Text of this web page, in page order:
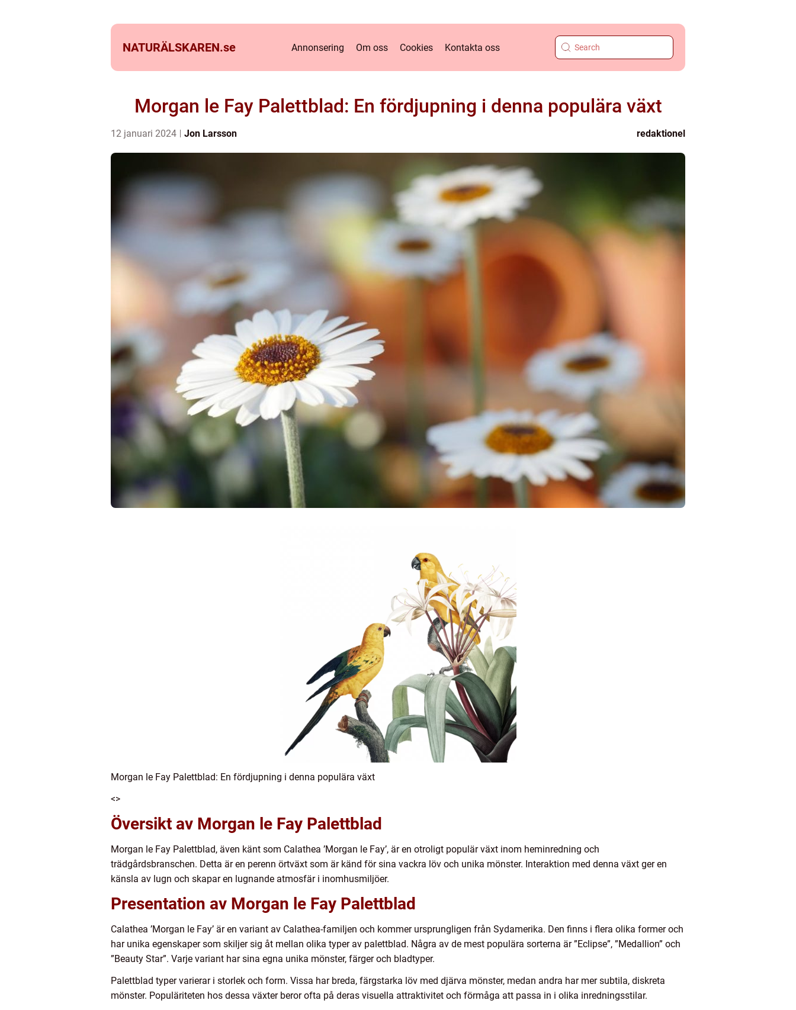
NATURÄLSKAREN.se Annonsering Om oss Cookies Kontakta oss
Morgan le Fay Palettblad: En fördjupning i denna populära växt
12 januari 2024 Jon Larsson redaktionel
Morgan le Fay Palettblad: En fördjupning i denna populära växt
<>
Översikt av Morgan le Fay Palettblad
Morgan le Fay Palettblad, även känt som Calathea ’Morgan le Fay’, är en otroligt populär växt inom heminredning och
trädgårdsbranschen. Detta är en perenn örtväxt som är känd för sina vackra löv och unika mönster. Interaktion med denna växt ger en
känsla av lugn och skapar en lugnande atmosfär i inomhusmiljöer.
Presentation av Morgan le Fay Palettblad
Calathea ’Morgan le Fay’ är en variant av Calathea-familjen och kommer ursprungligen från Sydamerika. Den finns i flera olika former och
har unika egenskaper som skiljer sig åt mellan olika typer av palettblad. Några av de mest populära sorterna är ”Eclipse”, ”Medallion” och
”Beauty Star”. Varje variant har sina egna unika mönster, färger och bladtyper.
Palettblad typer varierar i storlek och form. Vissa har breda, färgstarka löv med djärva mönster, medan andra har mer subtila, diskreta
mönster. Populäriteten hos dessa växter beror ofta på deras visuella attraktivitet och förmåga att passa in i olika inredningsstilar.